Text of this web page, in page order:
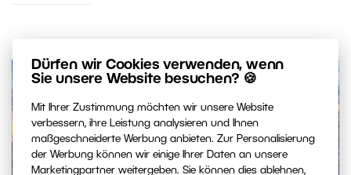
Dürfen wir Cookies verwenden, wenn
Sie unsere Website besuchen? 🍪
Mit Ihrer Zustimmung möchten wir unsere Website
verbessern, ihre Leistung analysieren und Ihnen
maßgeschneiderte Werbung anbieten. Zur Personalisierung
der Werbung können wir einige Ihrer Daten an unsere
Marketingpartner weitergeben. Sie können dies ablehnen,